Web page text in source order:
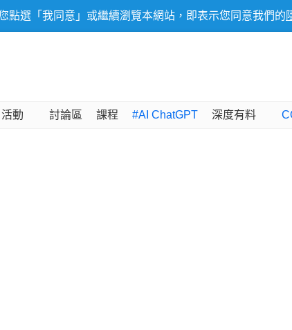
選「我同意」或繼續瀏覽本網站，即表示您同意我們的
活動 討論區 課程 #AI ChatGPT 深度有料